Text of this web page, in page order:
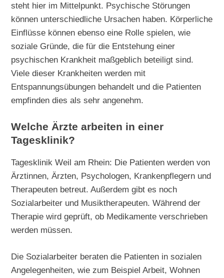
steht hier im Mittelpunkt. Psychische Störungen
können unterschiedliche Ursachen haben. Körperliche
Einflüsse können ebenso eine Rolle spielen, wie
soziale Gründe, die für die Entstehung einer
psychischen Krankheit maßgeblich beteiligt sind.
Viele dieser Krankheiten werden mit
Entspannungsübungen behandelt und die Patienten
empfinden dies als sehr angenehm.
Welche Ärzte arbeiten in einer
Tagesklinik?
Tagesklinik Weil am Rhein: Die Patienten werden von
Ärztinnen, Ärzten, Psychologen, Krankenpflegern und
Therapeuten betreut. Außerdem gibt es noch
Sozialarbeiter und Musiktherapeuten. Während der
Therapie wird geprüft, ob Medikamente verschrieben
werden müssen.
Die Sozialarbeiter beraten die Patienten in sozialen
Angelegenheiten, wie zum Beispiel Arbeit, Wohnen